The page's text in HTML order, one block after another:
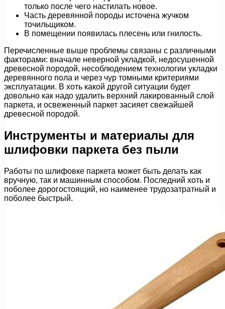
только после чего настилать новое.
Часть деревянной породы источена жучком
точильщиком.
В помещении появилась плесень или гнилость.
Перечисленные выше проблемы связаны с различными
факторами: вначале неверной укладкой, недосушенной
древесной породой, несоблюдением технологии укладки
деревянного пола и через чур томными критериями
эксплуатации. В хоть какой другой ситуации будет
довольно как надо удалить верхний лакированный слой
паркета, и освеженный паркет засияет свежайшей
древесной породой.
Инструменты и материалы для
шлифовки паркета без пыли
Работы по шлифовке паркета может быть делать как
вручную, так и машинным способом. Последний хоть и
поболее дорогостоящий, но наименее трудозатратный и
поболее быстрый.